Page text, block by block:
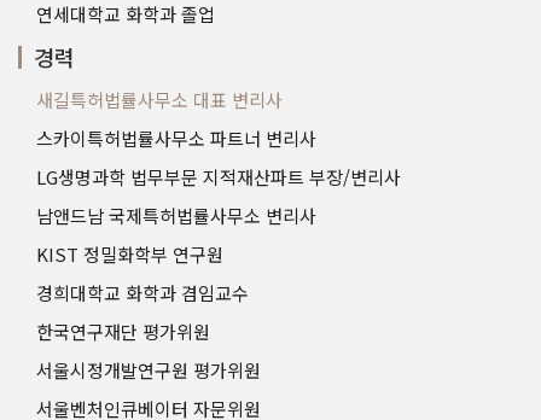
연세대학교 화학과 졸업
경력
새길특허법률사무소 대표 변리사
스카이특허법률사무소 파트너 변리사
LG생명과학 법무부문 지적재산파트 부장/변리사
남앤드남 국제특허법률사무소 변리사
KIST 정밀화학부 연구원
경희대학교 화학과 겸임교수
한국연구재단 평가위원
서울시정개발연구원 평가위원
서울벤처인큐베이터 자문위원